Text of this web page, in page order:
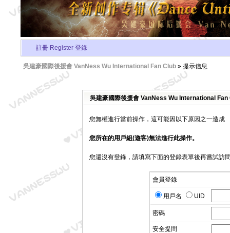
註冊 Register 登錄
吳建豪國際後援會 VanNess Wu International Fan Club » 提示信息
吳建豪國際後援會 VanNess Wu International Fan
您無權進行當前操作，這可能因以下原因之一造成
您所在的用戶組(遊客)無法進行此操作。
您還沒有登錄，請填寫下面的登錄表單後再嘗試訪
會員登錄
用戶名 UID
密碼
安全提問